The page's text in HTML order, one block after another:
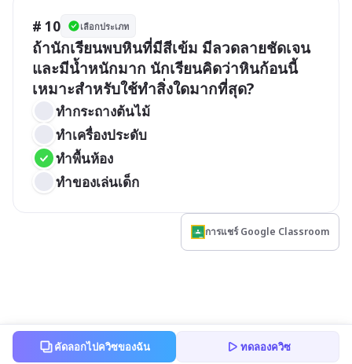
# 10 เลือกประเภท
ถ้านักเรียนพบหินที่มีสีเข้ม มีลวดลายชัดเจน
และมีน้ำหนักมาก นักเรียนคิดว่าหินก้อนนี้
เหมาะสำหรับใช้ทำสิ่งใดมากที่สุด?
ทำกระถางต้นไม้
ทำเครื่องประดับ
ทำพื้นห้อง
ทำของเล่นเด็ก
การแชร์ Google Classroom
คัดลอกไปควิซของฉัน ทดลองควิซ